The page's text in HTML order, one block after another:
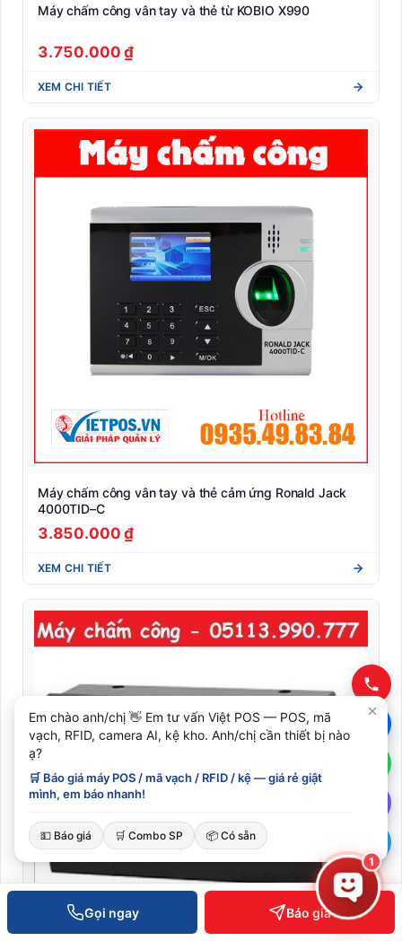
Gọi ngay Báo giá
Máy chấm công vân tay và thẻ từ KOBIO X990
3.750.000 ₫
XEM CHI TIẾT
Máy chấm công vân tay và thẻ cảm ứng Ronald Jack
4000TID–C
3.850.000 ₫
XEM CHI TIẾT
1
Em chào anh/chị 👋 Em tư vấn Việt POS — POS, mã
vạch, RFID, camera AI, kệ kho. Anh/chị cần thiết bị nào
ạ?
🛒 Báo giá máy POS / mã vạch / RFID / kệ — giá rẻ giật
mình, em báo nhanh!
💵 Báo giá 🛒 Combo SP 📦 Có sẵn